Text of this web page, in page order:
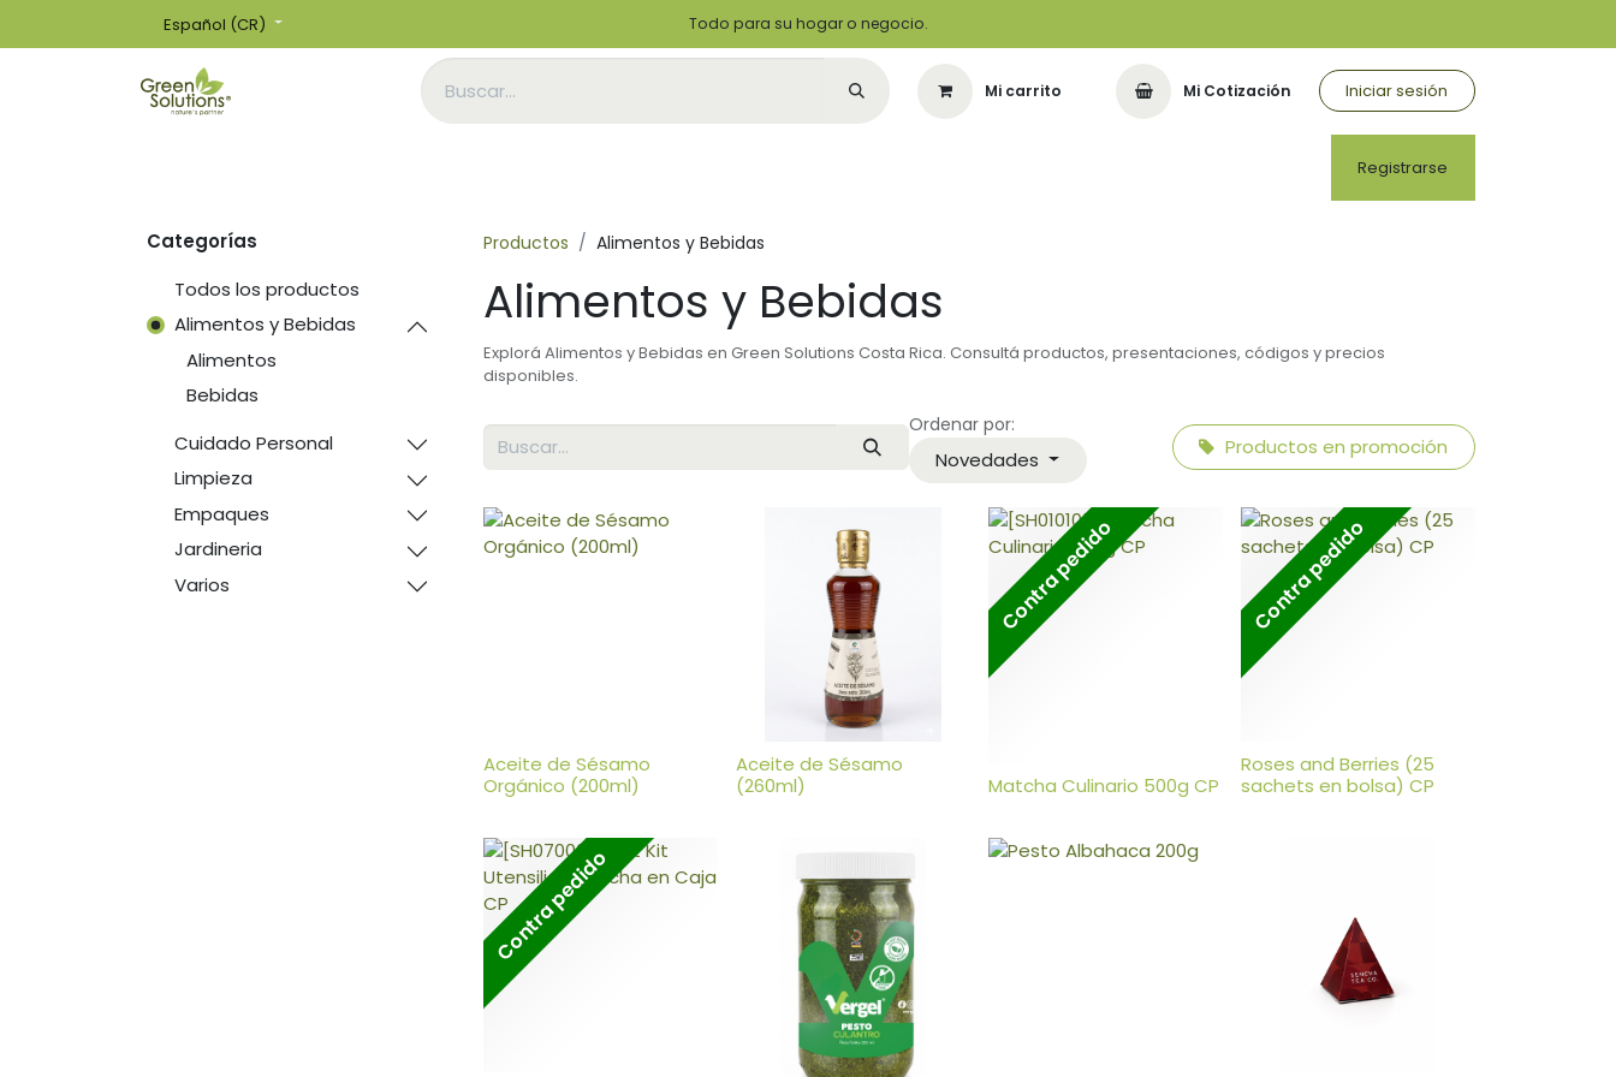
Español (CR) Todo para su hogar o negocio.
Mi carrito Mi Cotización Iniciar sesión
Registrarse
Categorías
Todos los productos
Alimentos y Bebidas
Alimentos
Bebidas
Cuidado Personal
Limpieza
Empaques
Jardineria
Varios
Productos Alimentos y Bebidas
Alimentos y Bebidas
Explorá Alimentos y Bebidas en Green Solutions Costa Rica. Consultá productos, presentaciones, códigos y precios
disponibles.
Ordenar por:
Novedades
Productos en promoción
Aceite de Sésamo
Orgánico (200ml)
Aceite de Sésamo
(260ml)
Contra pedido
Matcha Culinario 500g CP
Contra pedido
Roses and Berries (25
sachets en bolsa) CP
Contra pedido